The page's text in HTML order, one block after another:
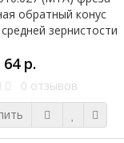
64 р.
0 отзывов